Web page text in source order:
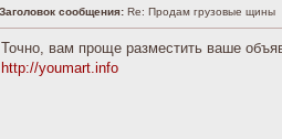
Заголовок сообщения: Re: Продам грузовые щины
Точно, вам проще разместить ваше
http://youmart.info